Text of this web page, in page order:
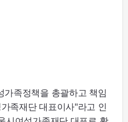
가족정책을 총괄하고 책임
족재단 대표이사"라고 인